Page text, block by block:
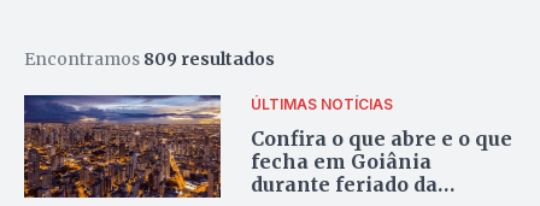
Encontramos 809 resultados
ÚLTIMAS NOTÍCIAS
Confira o que abre e o que
fecha em Goiânia
durante feriado da